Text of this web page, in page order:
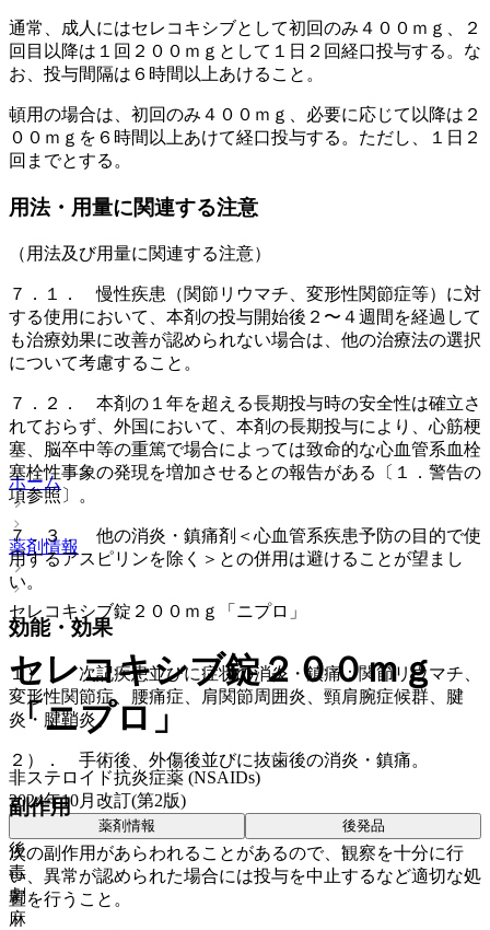
通常、成人にはセレコキシブとして初回のみ４００ｍｇ、２
回目以降は１回２００ｍｇとして１日２回経口投与する。な
お、投与間隔は６時間以上あけること。
頓用の場合は、初回のみ４００ｍｇ、必要に応じて以降は２
００ｍｇを６時間以上あけて経口投与する。ただし、１日２
回までとする。
用法・用量に関連する注意
（用法及び用量に関連する注意）
７．１． 慢性疾患（関節リウマチ、変形性関節症等）に対
する使用において、本剤の投与開始後２〜４週間を経過して
も治療効果に改善が認められない場合は、他の治療法の選択
について考慮すること。
７．２． 本剤の１年を超える長期投与時の安全性は確立さ
れておらず、外国において、本剤の長期投与により、心筋梗
塞、脳卒中等の重篤で場合によっては致命的な心血管系血栓
塞栓性事象の発現を増加させるとの報告がある〔１．警告の
項参照〕。
７．３． 他の消炎・鎮痛剤＜心血管系疾患予防の目的で使
用するアスピリンを除く＞との併用は避けることが望まし
い。
効能・効果
１）． 次記疾患並びに症状の消炎・鎮痛：関節リウマチ、
変形性関節症、腰痛症、肩関節周囲炎、頸肩腕症候群、腱
炎・腱鞘炎。
２）． 手術後、外傷後並びに抜歯後の消炎・鎮痛。
副作用
次の副作用があらわれることがあるので、観察を十分に行
い、異常が認められた場合には投与を中止するなど適切な処
置を行うこと。
ホーム
薬剤情報
セレコキシブ錠２００ｍｇ「ニプロ」
セレコキシブ錠２００ｍｇ
「ニプロ」
非ステロイド抗炎症薬 (NSAIDs)
2024年10月改訂(第2版)
薬剤情報 後発品
後
毒
劇
麻